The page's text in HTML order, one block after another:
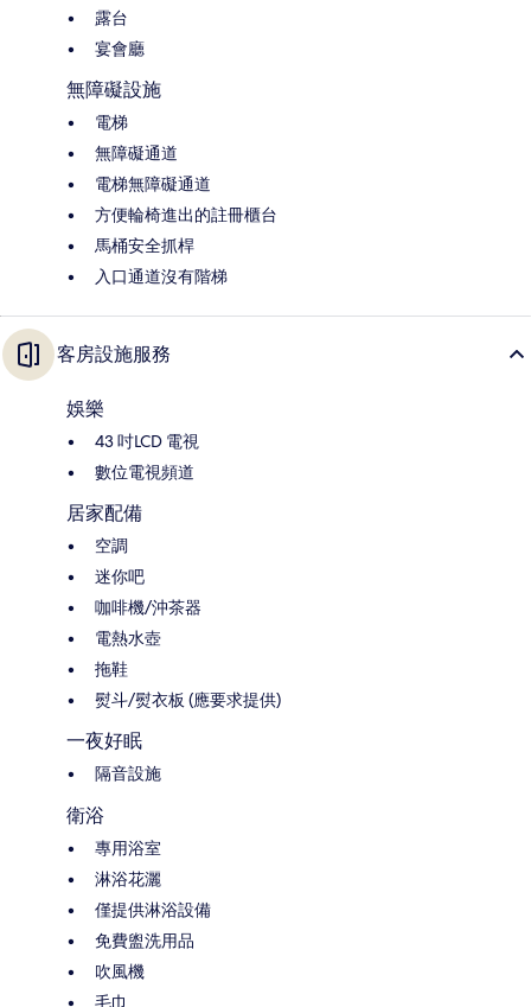
露台
宴會廳
無障礙設施
電梯
無障礙通道
電梯無障礙通道
方便輪椅進出的註冊櫃台
馬桶安全抓桿
入口通道沒有階梯
客房設施服務
娛樂
43 吋LCD 電視
數位電視頻道
居家配備
空調
迷你吧
咖啡機/沖茶器
電熱水壺
拖鞋
熨斗/熨衣板 (應要求提供)
一夜好眠
隔音設施
衛浴
專用浴室
淋浴花灑
僅提供淋浴設備
免費盥洗用品
吹風機
毛巾